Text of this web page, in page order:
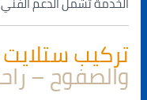
تركيب
والصفوح –